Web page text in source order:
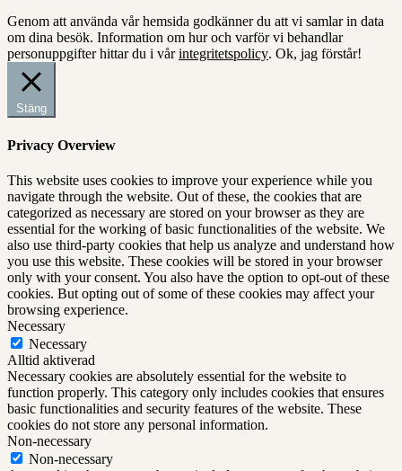
Genom att använda vår hemsida godkänner du att vi samlar in data
om dina besök. Information om hur och varför vi behandlar
personuppgifter hittar du i vårintegritetspolicy. Ok, jag förstår!
Stäng
Privacy Overview
This website uses cookies to improve your experience while you
navigate through the website. Out of these, the cookies that are
categorized as necessary are stored on your browser as they are
essential for the working of basic functionalities of the website. We
also use third-party cookies that help us analyze and understand how
you use this website. These cookies will be stored in your browser
only with your consent. You also have the option to opt-out of these
cookies. But opting out of some of these cookies may affect your
browsing experience.
Necessary
Necessary
Alltid aktiverad
Necessary cookies are absolutely essential for the website to
function properly. This category only includes cookies that ensures
basic functionalities and security features of the website. These
cookies do not store any personal information.
Non-necessary
Non-necessary